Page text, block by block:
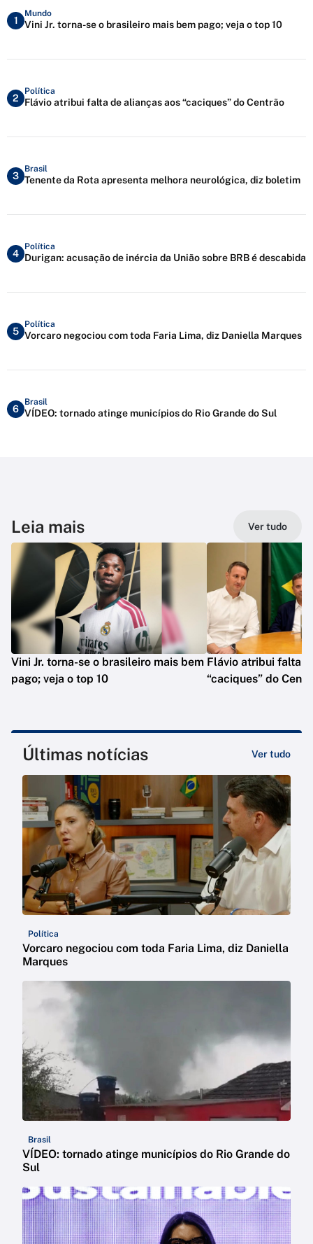
1
Mundo
Vini Jr. torna-se o brasileiro mais bem pago; veja o top 10
2
Política
Flávio atribui falta de alianças aos “caciques” do Centrão
3
Brasil
Tenente da Rota apresenta melhora neurológica, diz boletim
4
Política
Durigan: acusação de inércia da União sobre BRB é descabida
5
Política
Vorcaro negociou com toda Faria Lima, diz Daniella Marques
6
Brasil
VÍDEO: tornado atinge municípios do Rio Grande do Sul
Leia mais Ver tudo
Vini Jr. torna-se o brasileiro mais bem
pago; veja o top 10
Flávio atribui falta
“caciques” do
Últimas notícias Ver tudo
Política
Vorcaro negociou com toda Faria Lima, diz Daniella
Marques
Brasil
VÍDEO: tornado atinge municípios do Rio Grande do
Sul